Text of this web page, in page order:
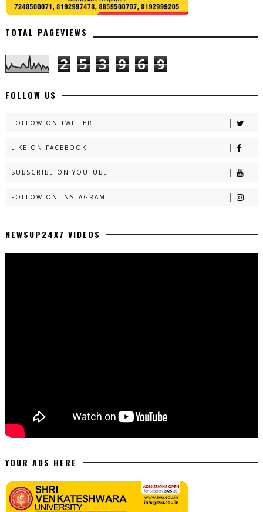
TOTAL PAGEVIEWS
2 5 3 9 6 9
FOLLOW US
FOLLOW ON TWITTER
LIKE ON FACEBOOK
SUBSCRIBE ON YOUTUBE
FOLLOW ON INSTAGRAM
NEWSUP24X7 VIDEOS
YOUR ADS HERE